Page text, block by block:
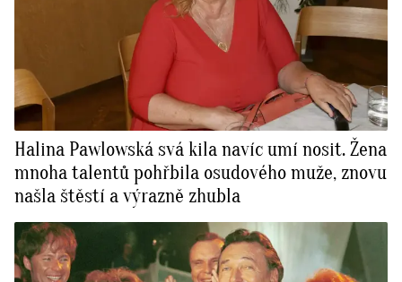
Halina Pawlowská svá kila navíc umí nosit. Žena
mnoha talentů pohřbila osudového muže, znovu
našla štěstí a výrazně zhubla